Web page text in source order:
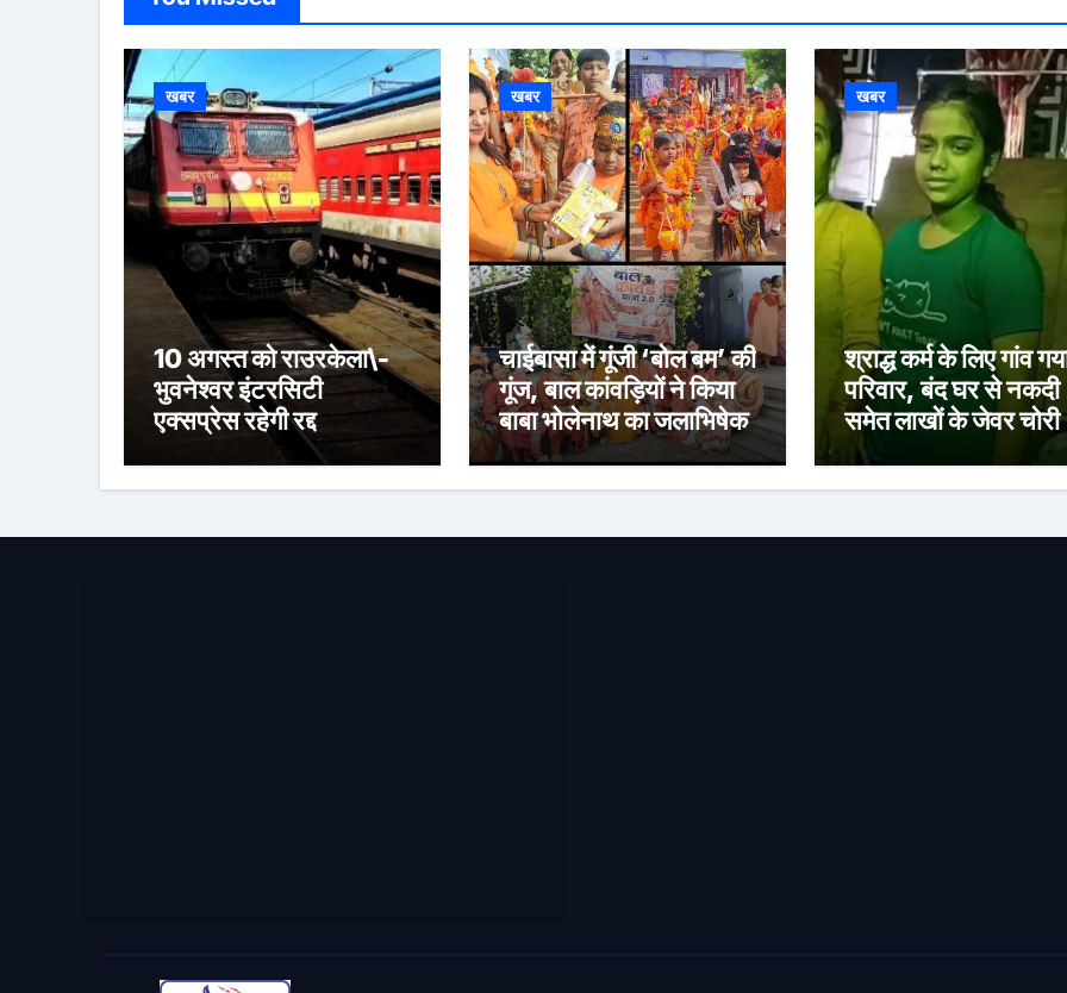
खबर
10 अगस्त को राउरकेला\-
भुवनेश्वर इंटरसिटी
एक्सप्रेस रहेगी रद्द
खबर
चाईबासा में गूंजी ‘बोल बम’ की
गूंज, बाल कांवड़ियों ने किया
बाबा भोलेनाथ का जलाभिषेक
खबर
श्राद्ध कर्म के लिए गांव
परिवार, बंद घर से नकदी
समेत लाखों के जेवर चोरी